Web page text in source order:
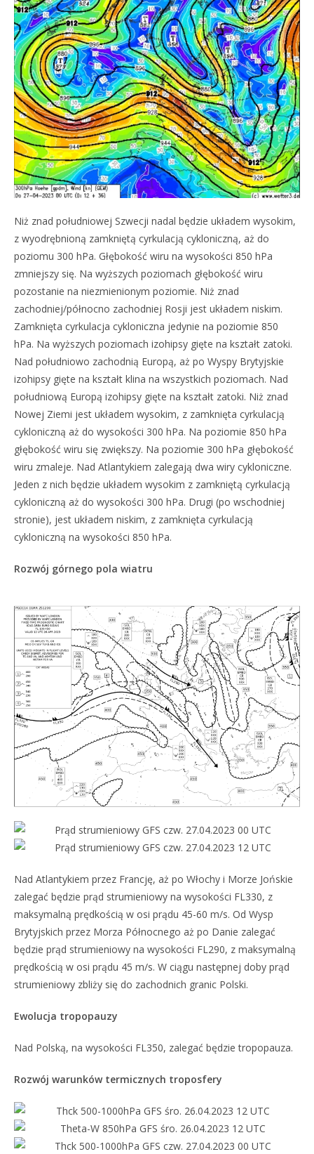
Niż znad południowej Szwecji nadal będzie układem wysokim,
z wyodrębnioną zamkniętą cyrkulacją cykloniczną, aż do
poziomu 300 hPa. Głębokość wiru na wysokości 850 hPa
zmniejszy się. Na wyższych poziomach głębokość wiru
pozostanie na niezmienionym poziomie. Niż znad
zachodniej/północno zachodniej Rosji jest układem niskim.
Zamknięta cyrkulacja cykloniczna jedynie na poziomie 850
hPa. Na wyższych poziomach izohipsy gięte na kształt zatoki.
Nad południowo zachodnią Europą, aż po Wyspy Brytyjskie
izohipsy gięte na kształt klina na wszystkich poziomach. Nad
południową Europą izohipsy gięte na kształt zatoki. Niż znad
Nowej Ziemi jest układem wysokim, z zamknięta cyrkulacją
cykloniczną aż do wysokości 300 hPa. Na poziomie 850 hPa
głębokość wiru się zwiększy. Na poziomie 300 hPa głębokość
wiru zmaleje. Nad Atlantykiem zalegają dwa wiry cykloniczne.
Jeden z nich będzie układem wysokim z zamkniętą cyrkulacją
cykloniczną aż do wysokości 300 hPa. Drugi (po wschodniej
stronie), jest układem niskim, z zamknięta cyrkulacją
cykloniczną na wysokości 850 hPa.
Rozwój górnego pola wiatru
Nad Atlantykiem przez Francję, aż po Włochy i Morze Jońskie
zalegać będzie prąd strumieniowy na wysokości FL330, z
maksymalną prędkością w osi prądu 45-60 m/s. Od Wysp
Brytyjskich przez Morza Północnego aż po Danie zalegać
będzie prąd strumieniowy na wysokości FL290, z maksymalną
prędkością w osi prądu 45 m/s. W ciągu następnej doby prąd
strumieniowy zbliży się do zachodnich granic Polski.
Ewolucja tropopauzy
Nad Polską, na wysokości FL350, zalegać będzie tropopauza.
Rozwój warunków termicznych troposfery